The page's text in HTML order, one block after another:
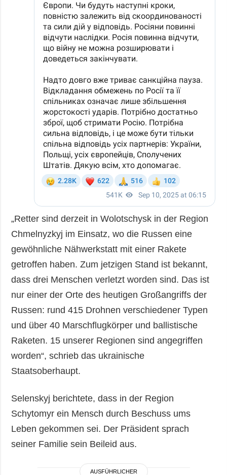
„Retter sind derzeit in Wolotschysk in der Region
Chmelnyzkyj im Einsatz, wo die Russen eine
gewöhnliche Nähwerkstatt mit einer Rakete
getroffen haben. Zum jetzigen Stand ist bekannt,
dass drei Menschen verletzt worden sind. Das ist
nur einer der Orte des heutigen Großangriffs der
Russen: rund 415 Drohnen verschiedener Typen
und über 40 Marschflugkörper und ballistische
Raketen. 15 unserer Regionen sind angegriffen
worden“, schrieb das ukrainische
Staatsoberhaupt.
Selenskyj berichtete, dass in der Region
Schytomyr ein Mensch durch Beschuss ums
Leben gekommen sei. Der Präsident sprach
seiner Familie sein Beileid aus.
AUSFÜHRLICHER